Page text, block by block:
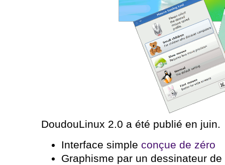
DoudouLinux 2.0 a été publié en juin.
Interface simple conçue de zéro
Graphisme par un dessinateur